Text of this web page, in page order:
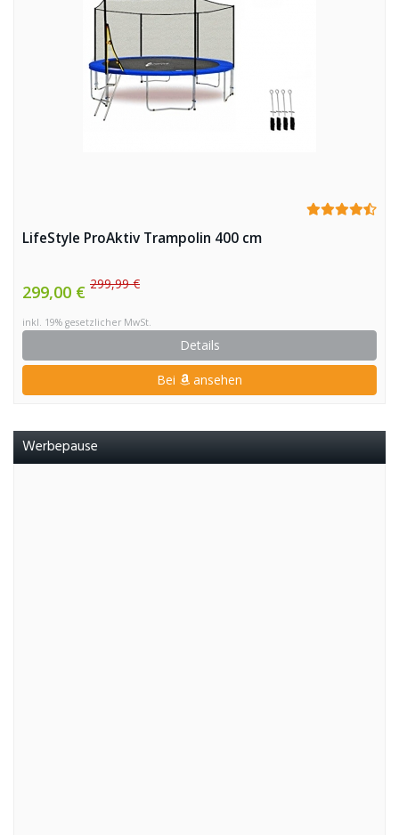
LifeStyle ProAktiv Trampolin 400 cm
299,00 € 299,99 €
inkl. 19% gesetzlicher MwSt.
Details
Bei ansehen
Werbepause